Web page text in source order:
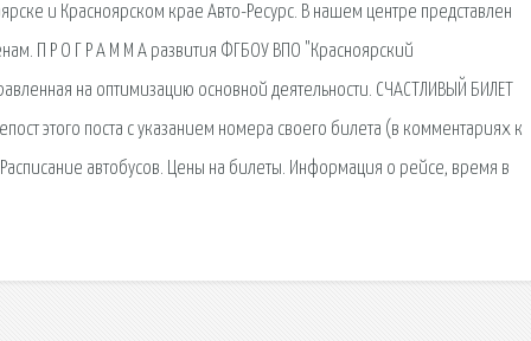
и Красноярском крае Авто-Ресурс. В нашем центре представлен
П Р О Г Р А М М А развития ФГБОУ ВПО "Красноярский
на оптимизацию основной деятельности. СЧАСТЛИВЫЙ БИЛЕТ
этого поста с указанием номера своего билета (в комментариях к
автобусов. Цены на билеты. Информация о рейсе, время в